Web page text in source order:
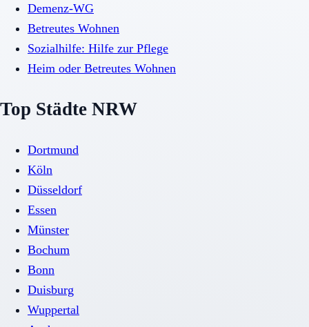
Demenz-WG
Betreutes Wohnen
Sozialhilfe: Hilfe zur Pflege
Heim oder Betreutes Wohnen
Top Städte NRW
Dortmund
Köln
Düsseldorf
Essen
Münster
Bochum
Bonn
Duisburg
Wuppertal